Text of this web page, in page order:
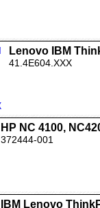
Lenovo IBM
41.4E604.XXX
HP NC 4100,
372444-001
IBM Lenovo